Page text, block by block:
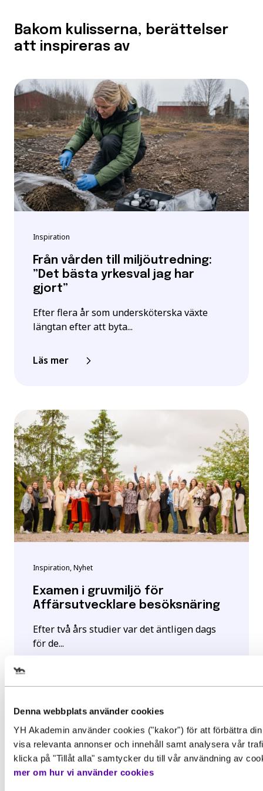
Denna webbplats använder cookies
YH Akademin använder cookies ("kakor") för att förbättra
visa relevanta annonser och innehåll samt analysera vår
klicka på "Tillåt alla" samtycker du till vår användning av
mer om hur vi använder cookies
Bakom kulisserna, berättelser
att inspireras av
Inspiration
Från vården till miljöutredning:
”Det bästa yrkesval jag har
gjort”
Efter flera år som undersköterska växte
längtan efter att byta...
Läs mer
Inspiration, Nyhet
Examen i gruvmiljö för
Affärsutvecklare besöksnäring
Efter två års studier var det äntligen dags
för de...
Välj det startdatum som passar
Gör en intresseanmälan för att
mer information om den här
utbildningen
Behörighet. Det här behöver du